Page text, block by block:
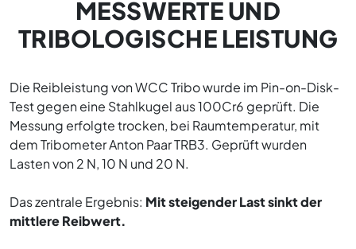
MESSWERTE UND
TRIBOLOGISCHE LEISTUNG
Die Reibleistung von WCC Tribo wurde im Pin-on-Disk-
Test gegen eine Stahlkugel aus 100Cr6 geprüft. Die
Messung erfolgte trocken, bei Raumtemperatur, mit
dem Tribometer Anton Paar TRB3. Geprüft wurden
Lasten von 2 N, 10 N und 20 N.
Das zentrale Ergebnis: Mit steigender Last sinkt der
mittlere Reibwert.